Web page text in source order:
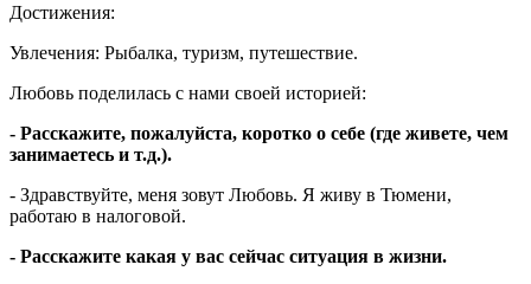
Достижения:
Увлечения: Рыбалка, туризм, путешествие.
Любовь поделилась с нами своей историей:
- Расскажите, пожалуйста, коротко о себе (где живете, чем
занимаетесь и т.д.).
- Здравствуйте, меня зовут Любовь. Я живу в Тюмени,
работаю в налоговой.
- Расскажите какая у вас сейчас ситуация в жизни.